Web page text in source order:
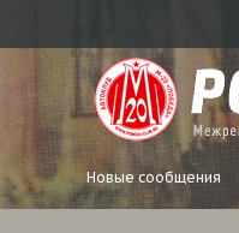
Новые сообщения